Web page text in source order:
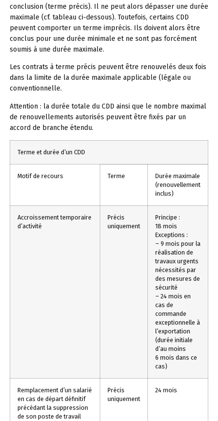
conclusion (terme précis). Il ne peut alors dépasser une durée
maximale (cf. tableau ci-dessous). Toutefois, certains CDD
peuvent comporter un terme imprécis. Ils doivent alors être
conclus pour une durée minimale et ne sont pas forcément
soumis à une durée maximale.
Les contrats à terme précis peuvent être renouvelés deux fois
dans la limite de la durée maximale applicable (légale ou
conventionnelle.
Attention : la durée totale du CDD ainsi que le nombre maximal
de renouvellements autorisés peuvent être fixés par un
accord de branche étendu.
Terme et durée d’un CDD
Motif de recours Terme
Durée maximale
(renouvellement
inclus)
Accroissement temporaire
d’activité
Précis
uniquement
Principe :
18 mois
Exceptions :
– 9 mois pour la
réalisation de
travaux urgents
nécessités par
des mesures de
sécurité
– 24 mois en
cas de
commande
exceptionnelle à
l’exportation
(durée initiale
d’au moins
6 mois dans ce
cas)
Remplacement d’un salarié
en cas de départ définitif
précédant la suppression
de son poste de travail
Précis
uniquement
24 mois